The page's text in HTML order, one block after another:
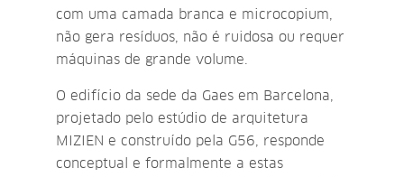
com uma camada branca e microcopium,
não gera resíduos, não é ruidosa ou requer
máquinas de grande volume.
O edifício da sede da Gaes em Barcelona,
projetado pelo estúdio de arquitetura
MIZIEN e construído pela G56, responde
conceptual e formalmente a estas